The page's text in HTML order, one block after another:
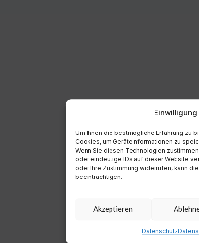
Um Ihnen die bestmögliche Erfahrung zu
Cookies, um Geräteinformationen zu
Wenn Sie diesen Technologien
oder eindeutige IDs auf dieser Website
oder Ihre Zustimmung widerrufen, kann
beeinträchtigen.
Akzeptieren
Datenschutz